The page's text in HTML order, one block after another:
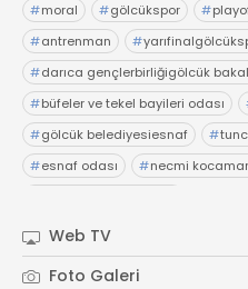
#moral #gölcükspor #
#antrenman #
#darıca gençlerbirliğigölcük
#büfeler ve tekel bayileri odası
#gölcük belediyesiesnaf #
#esnaf odası #necmi
Web TV
Foto Galeri